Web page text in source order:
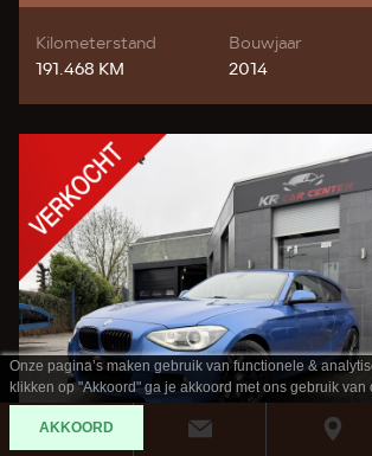
Kilometerstand
191.468 KM
Bouwjaar
2014
Onze pagina’s maken gebruik van functionele &
klikken op "Akkoord" ga je akkoord met ons gebruik van
AKKOORD